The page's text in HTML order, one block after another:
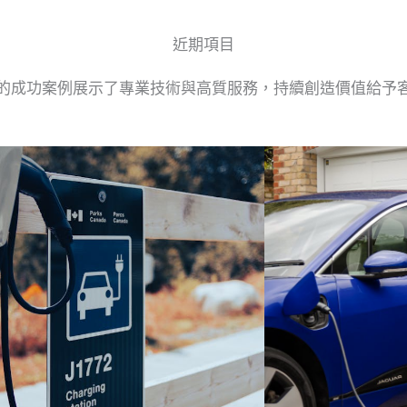
近期項目
成功案例展示了專業技術與高質服務，持續創造價值給予